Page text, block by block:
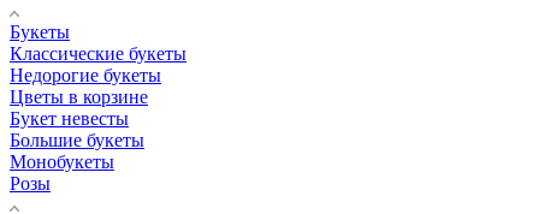
Букеты
Классические букеты
Недорогие букеты
Цветы в корзине
Букет невесты
Большие букеты
Монобукеты
Розы